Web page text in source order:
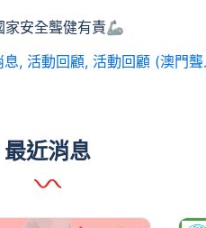
家安全聾健有責🦾
息, 活動回顧, 活動回顧 (澳門
最近消息